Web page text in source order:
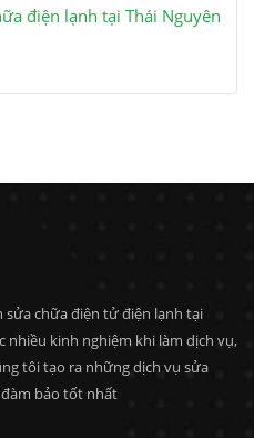
điện lạnh tại Thái Nguyên
sửa chữa điện tử điện lạnh tại
kinh nghiệm khi làm dịch vụ,
tôi tạo ra những dịch vụ sửa
bảo tốt nhất